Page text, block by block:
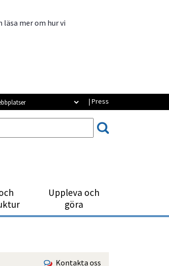
läsa mer om hur vi
| Press
Uppleva och
göra
Kontakta oss